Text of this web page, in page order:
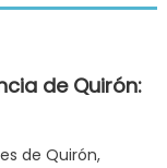
de Quirón:
de Quirón,